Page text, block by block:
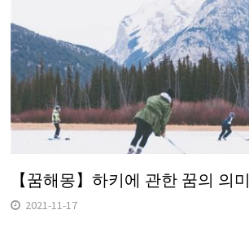
【꿈해몽】하키에 관한 꿈의 의미
2021-11-17